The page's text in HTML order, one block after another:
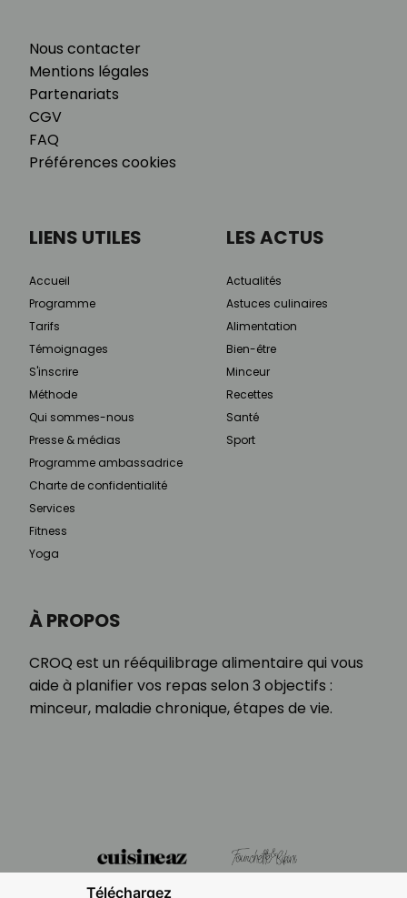
Nous contacter
Mentions légales
Partenariats
CGV
FAQ
Préférences cookies
À PROPOS
CROQ est un rééquilibrage alimentaire qui vous
aide à planifier vos repas selon 3 objectifs :
minceur, maladie chronique, étapes de vie.
LIENS UTILES
Accueil
Programme
Tarifs
Témoignages
S'inscrire
Méthode
Qui sommes-nous
Presse & médias
Programme ambassadrice
Charte de confidentialité
Services
Fitness
Yoga
LES ACTUS
Actualités
Astuces culinaires
Alimentation
Bien-être
Minceur
Recettes
Santé
Sport
Téléchargez